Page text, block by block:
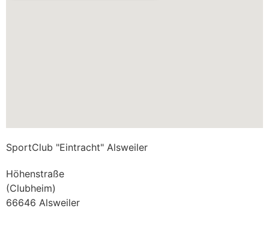
SportClub "Eintracht" Alsweiler
Höhenstraße
(Clubheim)
66646 Alsweiler